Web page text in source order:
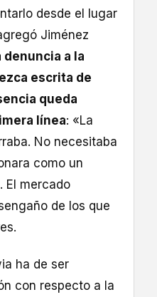
desde el lugar
Jiménez
denuncia a la
escrita de
queda
línea: «La
No necesitaba
como un
El mercado
de los que
ha de ser
con respecto a la